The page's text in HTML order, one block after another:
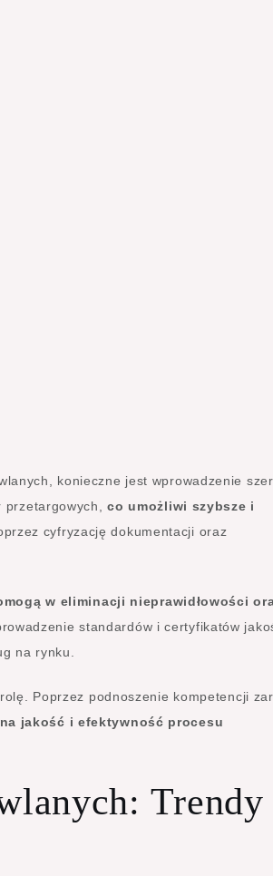
konieczne jest wprowadzenie
przetargowych,co umożliwi szybsze i
cyfryzację dokumentacji oraz
w eliminacji nieprawidłowości
standardów i certyfikatów
na rynku.
Poprzez podnoszenie kompetencji
jakość i efektywność procesu